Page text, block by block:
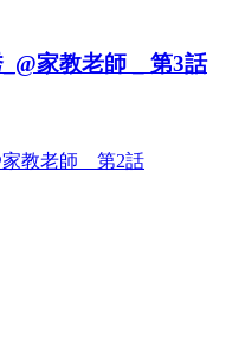
家教老師 _ 第3話